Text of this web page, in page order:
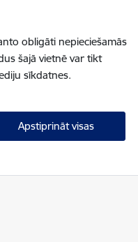
obligāti nepieciešamās
šajā vietnē var tikt
sīkdatnes.
Apstiprināt visas